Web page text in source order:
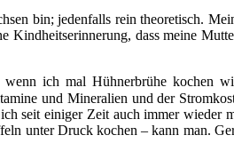
bin; jedenfalls rein theoretisch.
dass meine
ich mal Hühnerbrühe kochen
und Mineralien und der
seit einiger Zeit auch immer wieder
unter Druck kochen – kann man.